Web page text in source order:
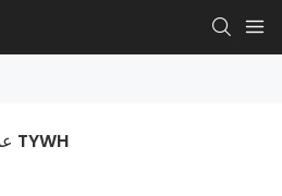
عملية تصنيع كربيد الكالسيوم TYWH